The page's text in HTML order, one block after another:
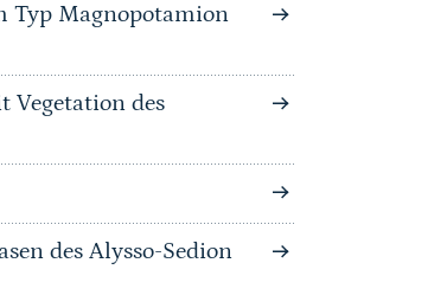
Typ Magnopotamion
Vegetation des
des Alysso-Sedion